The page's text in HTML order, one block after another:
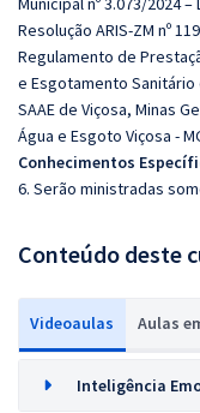
Resolução ARIS-ZM nº
Regulamento de
e Esgotamento
SAAE de Viçosa, Minas
Água e Esgoto Viçosa -
Conhecimentos
6. Serão ministradas
Conteúdo deste
Videoaulas Aulas
Inteligência